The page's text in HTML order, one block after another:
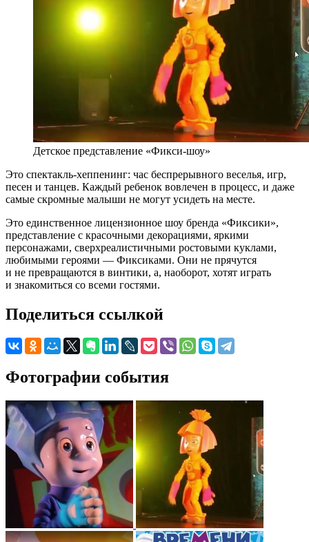
Детское представление «Фикси-шоу»
Это спектакль-хеппенинг: час беспрерывного веселья, игр,
песен и танцев. Каждый ребенок вовлечен в процесс, и даже
самые скромные малыши не могут усидеть на месте.
Это единственное лицензионное шоу бренда «Фиксики»,
представление с красочными декорациями, яркими
персонажами, сверхреалистичными ростовыми куклами,
любимыми героями — Фиксиками. Они не прячутся
и не превращаются в винтики, а, наоборот, хотят играть
и знакомиться со всеми гостями.
Поделиться ссылкой
Фотографии события